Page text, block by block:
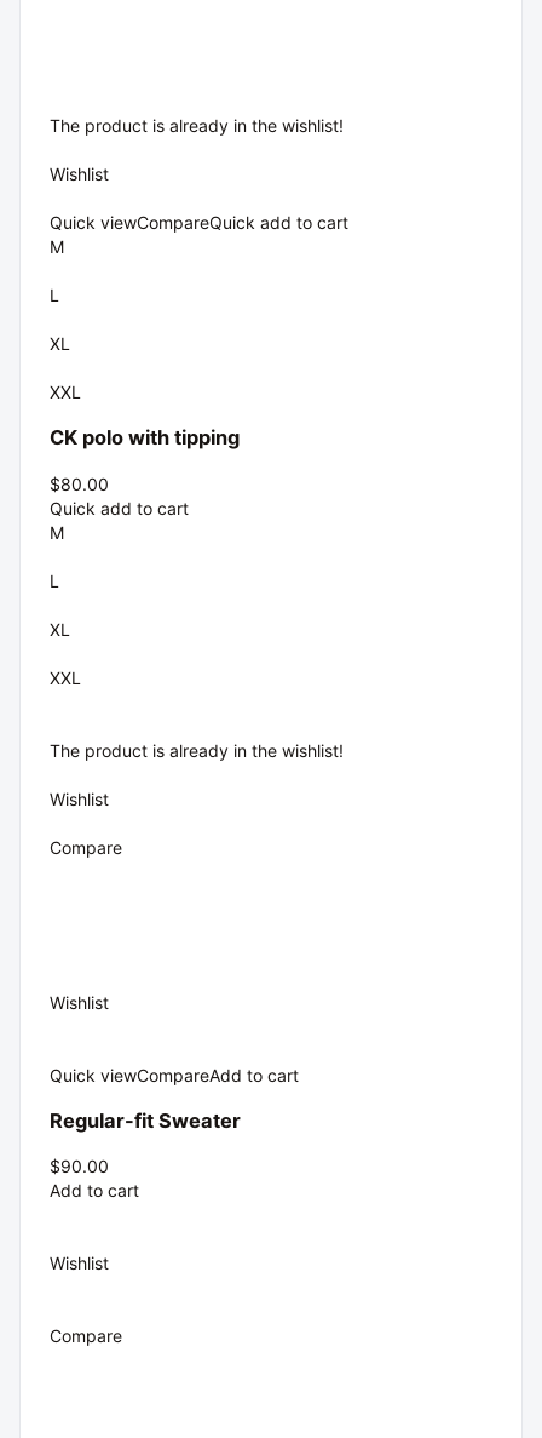
The product is already in the wishlist!
Wishlist
Quick viewCompareQuick add to cart
M
L
XL
XXL
CK polo with tipping
$80.00
Quick add to cart
M
L
XL
XXL
The product is already in the wishlist!
Wishlist
Compare
Wishlist
Quick viewCompareAdd to cart
Regular-fit Sweater
$90.00
Add to cart
Wishlist
Compare